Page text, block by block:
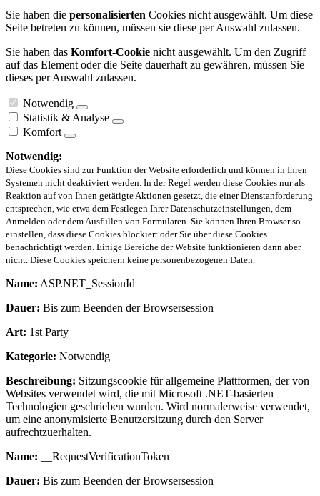
Sie haben die personalisierten Cookies nicht ausgewählt. Um diese
Seite betreten zu können, müssen sie diese per Auswahl zulassen.
Sie haben das Komfort-Cookie nicht ausgewählt. Um den Zugriff
auf das Element oder die Seite dauerhaft zu gewähren, müssen Sie
dieses per Auswahl zulassen.
Notwendig
Statistik & Analyse
Komfort
Notwendig:
Diese Cookies sind zur Funktion der Website erforderlich und können in Ihren
Systemen nicht deaktiviert werden. In der Regel werden diese Cookies nur als
Reaktion auf von Ihnen getätigte Aktionen gesetzt, die einer Dienstanforderung
entsprechen, wie etwa dem Festlegen Ihrer Datenschutzeinstellungen, dem
Anmelden oder dem Ausfüllen von Formularen. Sie können Ihren Browser so
einstellen, dass diese Cookies blockiert oder Sie über diese Cookies
benachrichtigt werden. Einige Bereiche der Website funktionieren dann aber
nicht. Diese Cookies speichern keine personenbezogenen Daten.
Name: ASP.NET_SessionId
Dauer: Bis zum Beenden der Browsersession
Art: 1st Party
Kategorie: Notwendig
Beschreibung: Sitzungscookie für allgemeine Plattformen, der von
Websites verwendet wird, die mit Microsoft .NET-basierten
Technologien geschrieben wurden. Wird normalerweise verwendet,
um eine anonymisierte Benutzersitzung durch den Server
aufrechtzuerhalten.
Name: __RequestVerificationToken
Dauer: Bis zum Beenden der Browsersession